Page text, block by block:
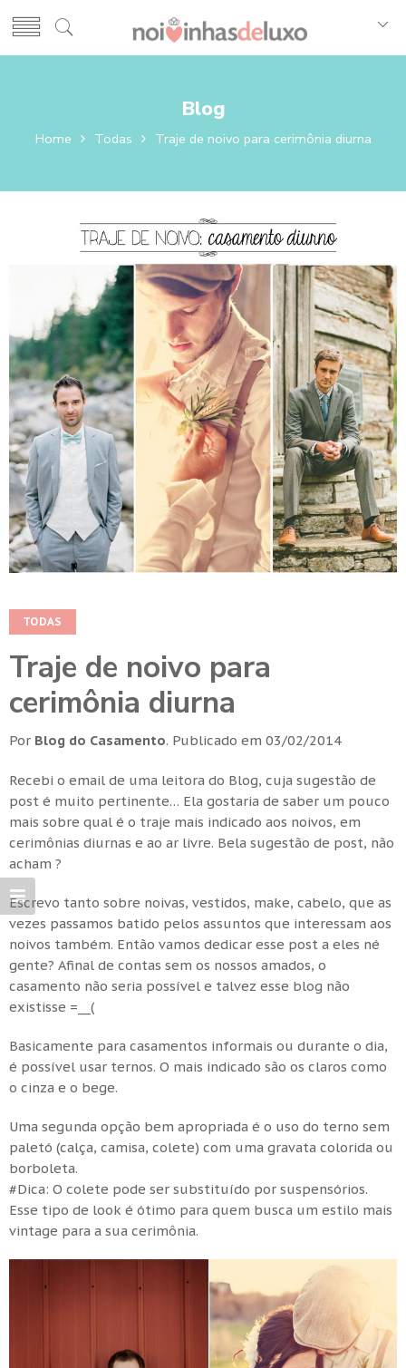
Blog
Home Todas Traje de noivo para cerimônia diurna
TODAS
Traje de noivo para
cerimônia diurna
Por Blog do Casamento. Publicado em 03/02/2014
Recebi o email de uma leitora do Blog, cuja sugestão de
post é muito pertinente… Ela gostaria de saber um pouco
mais sobre qual é o traje mais indicado aos noivos, em
cerimônias diurnas e ao ar livre. Bela sugestão de post, não
acham ?
Escrevo tanto sobre noivas, vestidos, make, cabelo, que as
vezes passamos batido pelos assuntos que interessam aos
noivos também. Então vamos dedicar esse post a eles né
gente? Afinal de contas sem os nossos amados, o
casamento não seria possível e talvez esse blog não
existisse =__(
Basicamente para casamentos informais ou durante o dia,
é possível usar ternos. O mais indicado são os claros como
o cinza e o bege.
Uma segunda opção bem apropriada é o uso do terno sem
paletó (calça, camisa, colete) com uma gravata colorida ou
borboleta.
#Dica: O colete pode ser substituído por suspensórios.
Esse tipo de look é ótimo para quem busca um estilo mais
vintage para a sua cerimônia.